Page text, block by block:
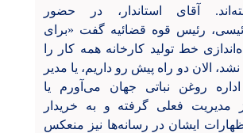
آقای استاندار، در حضور
رئیس قوه قضائیه گفت «برای
خط تولید کارخانه همه کار را
نشد، الان دو راه پیش رو داریم، یا مدیر
روغن نباتی جهان می‌آورم یا
مدیریت فعلی گرفته و به خریدار
ایشان در رسانه‌ها نیز منعکس